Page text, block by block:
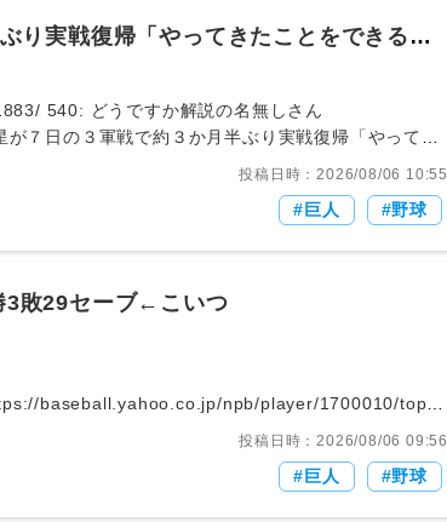
り実戦復帰「やってきたことをできるよ
540: どうですか解説の名無しさん
日の３軍戦で約３か月半ぶり実戦復帰「やってき
投稿日時：2026/08/06 10:55
巨人 野球
3敗29セーブ←こいつ
baseball.yahoo.co.jp/npb/player/1700010/top1:
の役にも立たず枠の無駄遣いしてるだけの甲斐拓也
投稿日時：2026/08/06 09:56
巨人 野球